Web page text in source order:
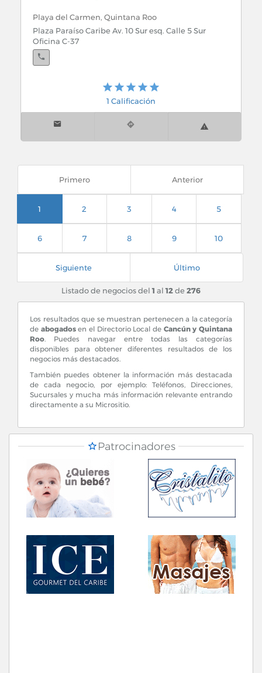
Playa del Carmen, Quintana Roo
Plaza Paraíso Caribe Av. 10 Sur esq. Calle 5 Sur
Oficina C-37
1 Calificación
Primero Anterior
1 2 3 4 5
6 7 8 9 10
Siguiente Último
Listado de negocios del1 al12de 276
Los resultados que se muestran pertenecen a la categoría
de abogadosen el Directorio Local de Cancún y Quintana
Roo. Puedes navegar entre todas las categorías
disponibles para obtener diferentes resultados de los
negocios más destacados.
También puedes obtener la información más destacada
de cada negocio, por ejemplo: Teléfonos, Direcciones,
Sucursales y mucha más información relevante entrando
directamente a su Micrositio.
Patrocinadores